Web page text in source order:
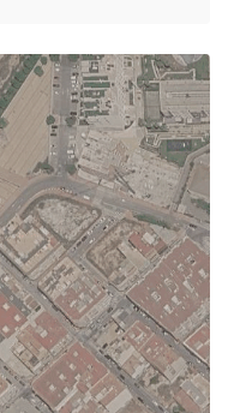
por ciento.